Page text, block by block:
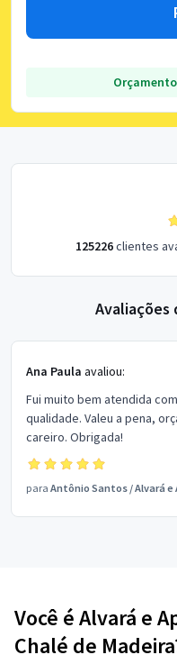
125226clientes
Avaliações
Ana Paula avaliou:
Fui muito bem atendida
qualidade. Valeu a pena,
careiro. Obrigada!
para Antônio Santos /Alvará e
Você é Alvará e
Chalé de